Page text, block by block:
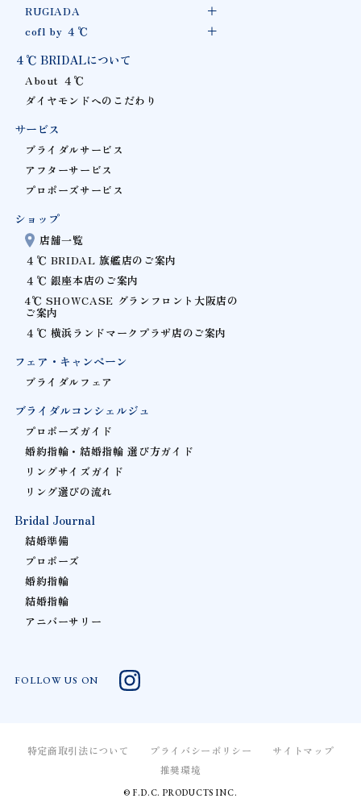
RUGIADA
cofl by ４℃
４℃ BRIDALについて
About ４℃
ダイヤモンドへのこだわり
サービス
ブライダルサービス
アフターサービス
プロポーズサービス
ショップ
店舗一覧
４℃ BRIDAL 旗艦店のご案内
４℃ 銀座本店のご案内
4℃ SHOWCASE グランフロント大阪店の
ご案内
４℃ 横浜ランドマークプラザ店のご案内
フェア・キャンペーン
ブライダルフェア
ブライダルコンシェルジュ
プロポーズガイド
婚約指輪・結婚指輪 選び方ガイド
リングサイズガイド
リング選びの流れ
Bridal Journal
結婚準備
プロポーズ
婚約指輪
結婚指輪
アニバーサリー
FOLLOW US ON
特定商取引法について プライバシーポリシー
サイトマップ
推奨環境
© F.D.C. PRODUCTS INC.